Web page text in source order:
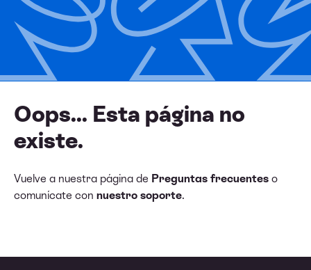
Oops... Esta página no
existe.
Vuelve a nuestra página de Preguntas frecuentes o
comunícate con nuestro soporte.